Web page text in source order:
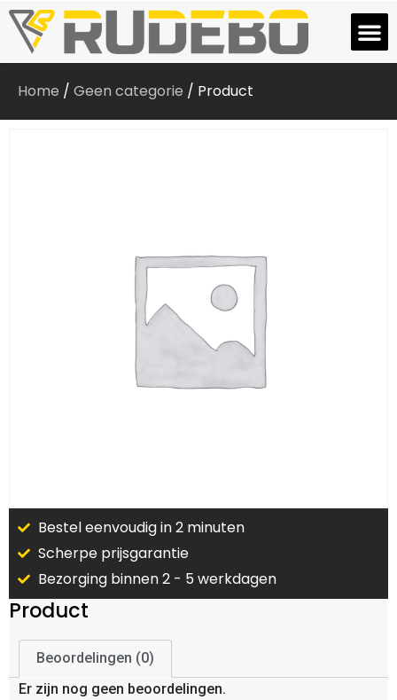
Home / Geen categorie / Product
Bestel eenvoudig in 2 minuten
Scherpe prijsgarantie
Bezorging binnen 2 - 5 werkdagen
Product
Beoordelingen (0)
Er zijn nog geen beoordelingen.